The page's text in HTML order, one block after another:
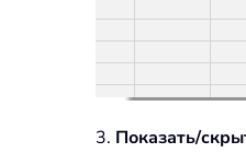
3. Показать/